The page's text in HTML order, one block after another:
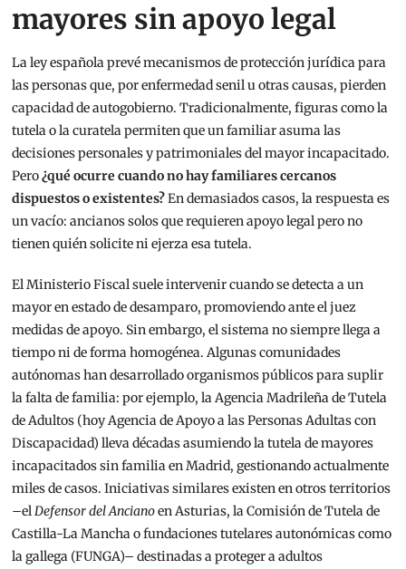
mayores sin apoyo legal
La ley española prevé mecanismos de protección jurídica para
las personas que, por enfermedad senil u otras causas, pierden
capacidad de autogobierno. Tradicionalmente, figuras como la
tutela o la curatela permiten que un familiar asuma las
decisiones personales y patrimoniales del mayor incapacitado.
Pero¿qué ocurre cuando no hay familiares cercanos
dispuestos o existentes?En demasiados casos, la respuesta es
un vacío: ancianos solos que requieren apoyo legal pero no
tienen quién solicite ni ejerza esa tutela.
El Ministerio Fiscal suele intervenir cuando se detecta a un
mayor en estado de desamparo, promoviendo ante el juez
medidas de apoyo. Sin embargo, el sistema no siempre llega a
tiempo ni de forma homogénea. Algunas comunidades
autónomas han desarrollado organismos públicos para suplir
la falta de familia: por ejemplo, la Agencia Madrileña de Tutela
de Adultos (hoy Agencia de Apoyo a las Personas Adultas con
Discapacidad) lleva décadas asumiendo la tutela de mayores
incapacitados sin familia en Madrid, gestionando actualmente
miles de casos. Iniciativas similares existen en otros territorios
–elDefensor del Ancianoen Asturias, la Comisión de Tutela de
Castilla-La Mancha o fundaciones tutelares autonómicas como
la gallega (FUNGA)– destinadas a proteger a adultos